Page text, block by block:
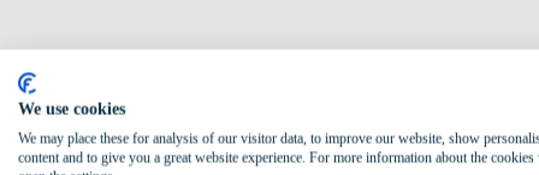
We use cookies
We may place these for analysis of our visitor data, to improve our website, show
content and to give you a great website experience. For more information about the cookies